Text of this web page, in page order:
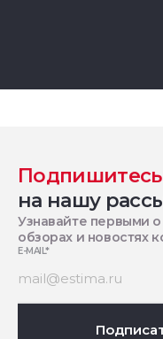
Подпишитесь
на нашу
Узнавайте первыми о
обзорах и новостях
E-MAIL*